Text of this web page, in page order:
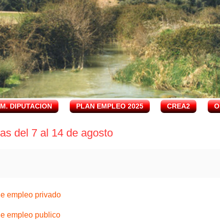
DIPUTACION PLAN EMPLEO 2025 CREA2
del 7 al 14 de agosto
empleo privado
empleo publico